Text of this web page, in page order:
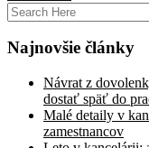
Najnovšie články
Návrat z
dostať späť do
Malé detaily v
zamestnancov